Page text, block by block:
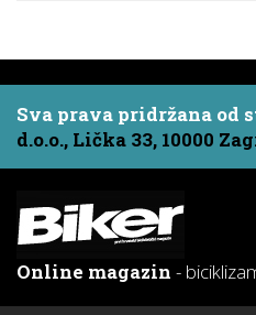
Sva prava pridržana od
d.o.o., Lička 33, 10000
Online magazin -